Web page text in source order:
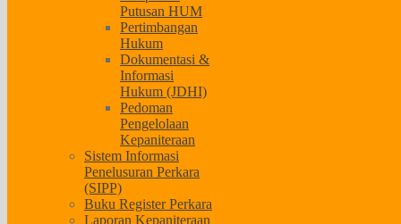
Putusan HUM
Pertimbangan
Hukum
Dokumentasi &
Informasi
Hukum (JDHI)
Pedoman
Pengelolaan
Kepaniteraan
Sistem Informasi
Penelusuran Perkara
(SIPP)
Buku Register Perkara
Laporan Kepaniteraan